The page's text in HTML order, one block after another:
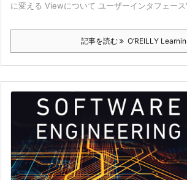
に変える Viewについて ユーザーインタフェー
記事を読む O’REILLY